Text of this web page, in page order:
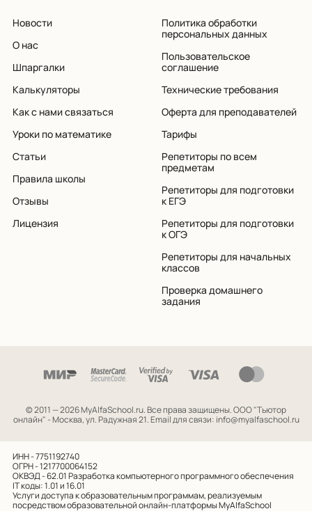
Новости
О нас
Шпаргалки
Калькуляторы
Как с нами связаться
Уроки по математике
Статьи
Правила школы
Отзывы
Лицензия
Политика обработки
персональных данных
Пользовательское
соглашение
Технические требования
Оферта для преподавателей
Тарифы
Репетиторы по всем
предметам
Репетиторы для подготовки
к ЕГЭ
Репетиторы для подготовки
к ОГЭ
Репетиторы для начальных
классов
Проверка домашнего
задания
© 2011 — 2026 MyAlfaSchool.ru. Все права защищены.ООО "Тьютор
онлайн" - Москва, ул. Радужная 21. Email для связи: info@myalfaschool.ru
ИНН - 7751192740
ОГРН - 1217700064152
ОКВЭД - 62.01Разработка компьютерного программного обеспечения
IT коды: 1.01 и 16.01
Услуги доступа к образовательным программам, реализуемым
посредством образовательной онлайн-платформы MyAlfaSchool